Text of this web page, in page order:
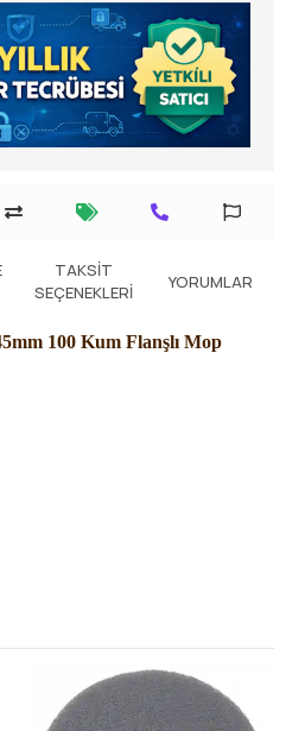
TAKSIT
SEÇENEKLERI
YORUMLAR
100 Kum Flanşlı Mop